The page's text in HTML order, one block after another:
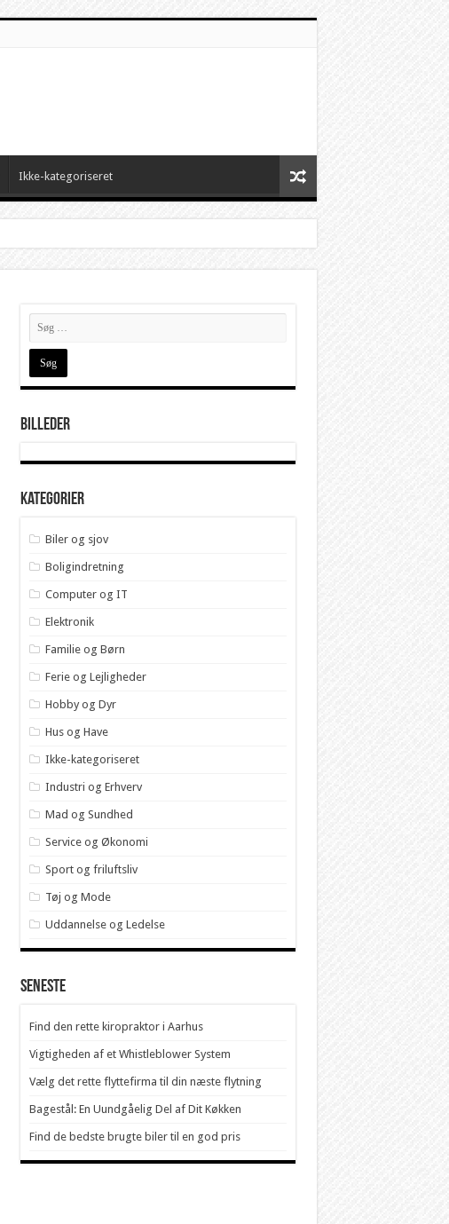
Ikke-kategoriseret
Billeder
Kategorier
Biler og sjov
Boligindretning
Computer og IT
Elektronik
Familie og Børn
Ferie og Lejligheder
Hobby og Dyr
Hus og Have
Ikke-kategoriseret
Industri og Erhverv
Mad og Sundhed
Service og Økonomi
Sport og friluftsliv
Tøj og Mode
Uddannelse og Ledelse
Seneste
Find den rette kiropraktor i Aarhus
Vigtigheden af et Whistleblower System
Vælg det rette flyttefirma til din næste flytning
Bagestål: En Uundgåelig Del af Dit Køkken
Find de bedste brugte biler til en god pris